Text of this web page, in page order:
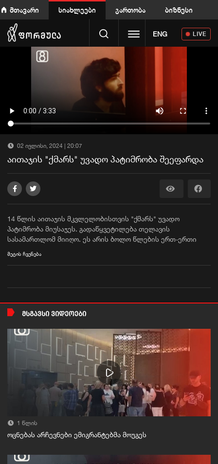
მთავარი სიახლეები გართობა ბიზნესი
Toggle navigation
ENG LIVE
02 ივლისი, 2024 | 20:07
აითაჯის "ქმარს" უვადო პატიმრობა შეეფარდა
14 წლის აითაჯის მკვლელობისთვის "ქმარს" უვადო
პატიმრობა მიუსაჯეს. გადაწყვეტილება თელავის
სასამართლომ მიიღო. ეს არის ბოლო წლების ერთ-ერთი
კიდევ უფრო ამძიმებს გოგონას დედისა და ბიძის როლი,
მეტის ჩვენება
ᲛᲡᲒᲐᲕᲡᲘ ᲕᲘᲓᲔᲝᲔᲑᲘ
1 წლის
ოცნებას არჩევნები ემიგრანტებმა მოუგეს